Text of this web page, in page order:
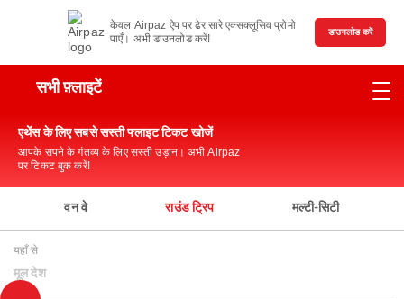
केवल Airpaz ऐप पर ढेर सारे एक्सक्लूसिव प्रोमो
पाएँ। अभी डाउनलोड करें!
डाउनलोड करें
सभी फ़्लाइटें
एथेंस के लिए सबसे सस्ती फ्लाइट टिकट खोजें
आपके सपने के गंतव्य के लिए सस्ती उड़ान। अभी Airpaz
पर टिकट बुक करें!
वन वे राउंड ट्रिप मल्टी-सिटी
यहाँ से
मूल देश